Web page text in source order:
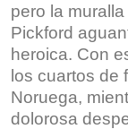
pero la
Pickford
heroica. Con
los cuartos de
Noruega,
dolorosa
Nacionales